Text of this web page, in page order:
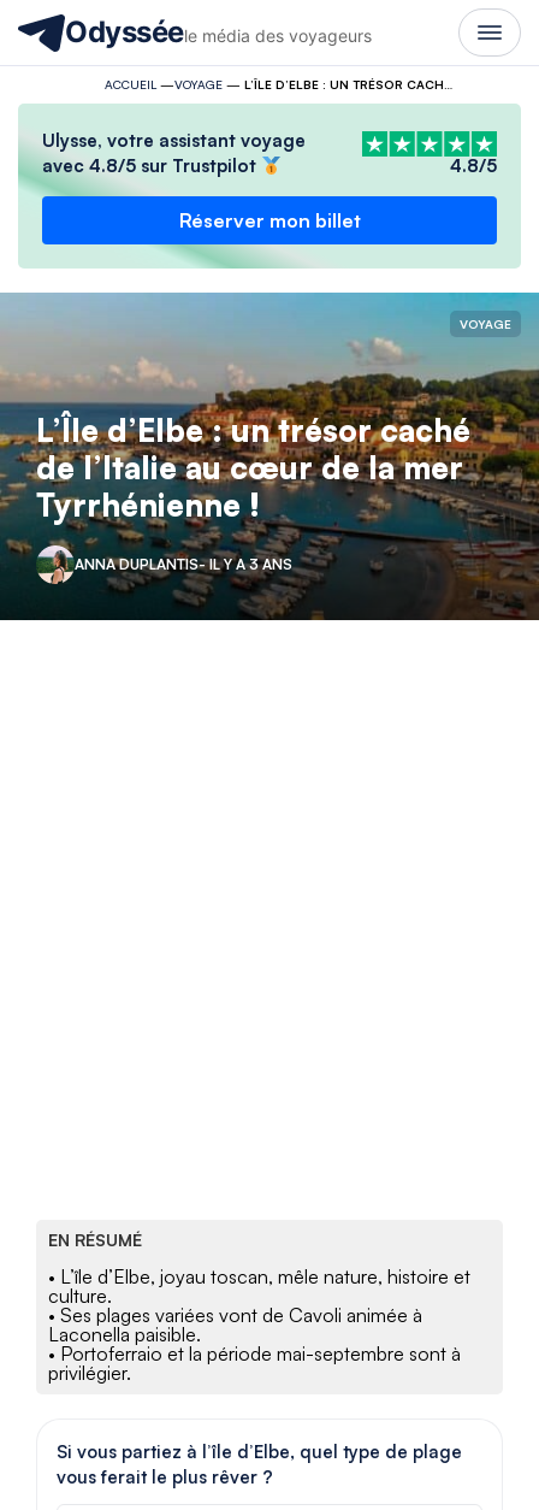
Odysséele média des voyageurs
ACCUEIL —VOYAGE—
Ulysse, votre assistant voyage
avec 4.8/5 sur Trustpilot
4.8/5
Réserver mon billet
VOYAGE
L’Île d’Elbe : un trésor caché
de l’Italie au cœur de la mer
Tyrrhénienne !
ANNA DUPLANTIS- IL Y A 3 ANS
EN RÉSUMÉ
• L’île d’Elbe, joyau toscan, mêle nature, histoire et
culture.
• Ses plages variées vont de Cavoli animée à
Laconella paisible.
• Portoferraio et la période mai-septembre sont à
privilégier.
Si vous partiez à l’île d’Elbe, quel type de plage
vous ferait le plus rêver ?